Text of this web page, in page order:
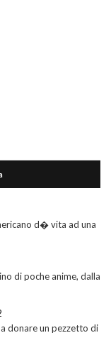
d� vita ad una
di poche anime, dalla
donare un pezzetto di